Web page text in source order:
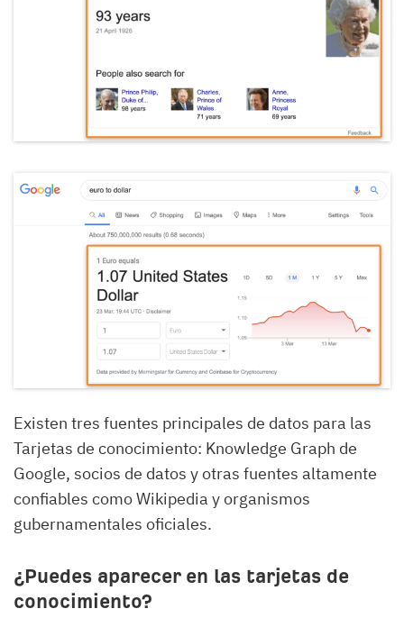
Existen tres fuentes principales de datos para las
Tarjetas de conocimiento: Knowledge Graph de
Google, socios de datos y otras fuentes altamente
confiables como Wikipedia y organismos
gubernamentales oficiales.
¿Puedes aparecer en las tarjetas de
conocimiento?